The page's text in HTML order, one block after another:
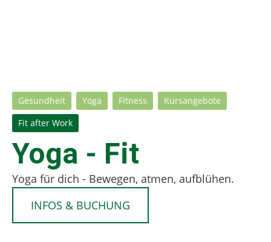
Gesundheit Yoga Fitness Kursangebote
Fit after Work
Yoga - Fit
Yoga für dich - Bewegen, atmen, aufblühen.
INFOS & BUCHUNG